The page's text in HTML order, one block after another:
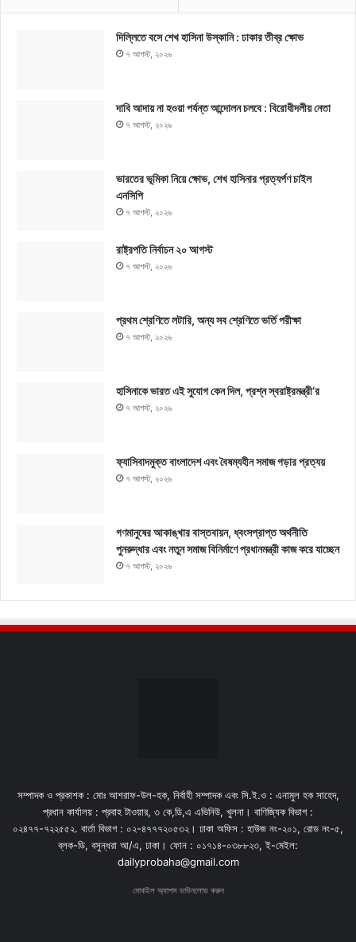
দিল্লিতে বসে শেখ হাসিনা উস্কানি : ঢাকার তীব্র ক্ষোভ
৭ আগস্ট, ২০২৬
দাবি আদায় না হওয়া পর্যন্ত আন্দোলন চলবে : বিরোধীদলীয় নেতা
৭ আগস্ট, ২০২৬
ভারতের ভূমিকা নিয়ে ক্ষোভ, শেখ হাসিনার প্রত্যর্পণ চাইল
এনসিপি
৭ আগস্ট, ২০২৬
রাষ্ট্রপতি নির্বাচন ২০ আগস্ট
৭ আগস্ট, ২০২৬
প্রথম শ্রেণিতে লটারি, অন্য সব শ্রেণিতে ভর্তি পরীক্ষা
৭ আগস্ট, ২০২৬
হাসিনাকে ভারত এই সুযোগ কেন দিল, প্রশ্ন স্বরাষ্ট্রমন্ত্রী’র
৭ আগস্ট, ২০২৬
ফ্যাসিবাদমুক্ত বাংলাদেশ এবং বৈষম্যহীন সমাজ গড়ার প্রত্যয়
৭ আগস্ট, ২০২৬
গণমানুষের আকাঙ্খার বাস্তবায়ন, ধ্বংসপ্রাপ্ত অর্থনীতি
পুনরুদ্ধার এবং নতুন সমাজ বিনির্মাণে প্রধানমন্ত্রী কাজ করে যাচ্ছেন
৭ আগস্ট, ২০২৬
সম্পাদক ও প্রকাশক : মোঃ আশরাফ-উল-হক, নির্বাহী সম্পাদক এবং সি.ই.ও : এনামুল হক সাহেদ,
প্রধান কার্যালয় : প্রবাহ টাওয়ার, ৩ কে,ডি,এ এভিনিউ, খুলনা। বাণিজ্যিক বিভাগ :
০২৪৭৭-৭২২৫৫২. বার্তা বিভাগ : ০২-৪৭৭৭২০৫৩২। ঢাকা অফিস : হাউজ নং-২০১, রোড নং-৫,
ব্লক-ডি, বসুন্ধরা আ/এ, ঢাকা। ফোন : ০১৭১৪-০৩৮৮২৩, ই-মেইল:
dailyprobaha@gmail.com
মোবাইল অ্যাপস ডাউনলোড করুন